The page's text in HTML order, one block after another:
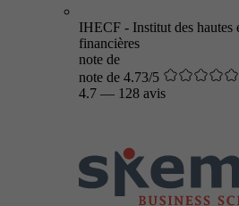
IHECF - Institut des hautes
financières
note de
note de 4.73/5
4.7 — 128 avis